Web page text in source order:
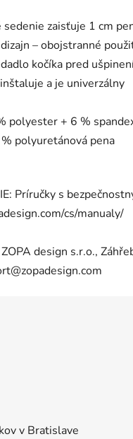
sedenie zaisťuje 1 cm
– obojstranné
kočíka pred
a je univerzálny
polyester + 6 %
polyuretánová pena
Príručky s
cs/manualy/
ZOPA design s.r.o.,
v Bratislave